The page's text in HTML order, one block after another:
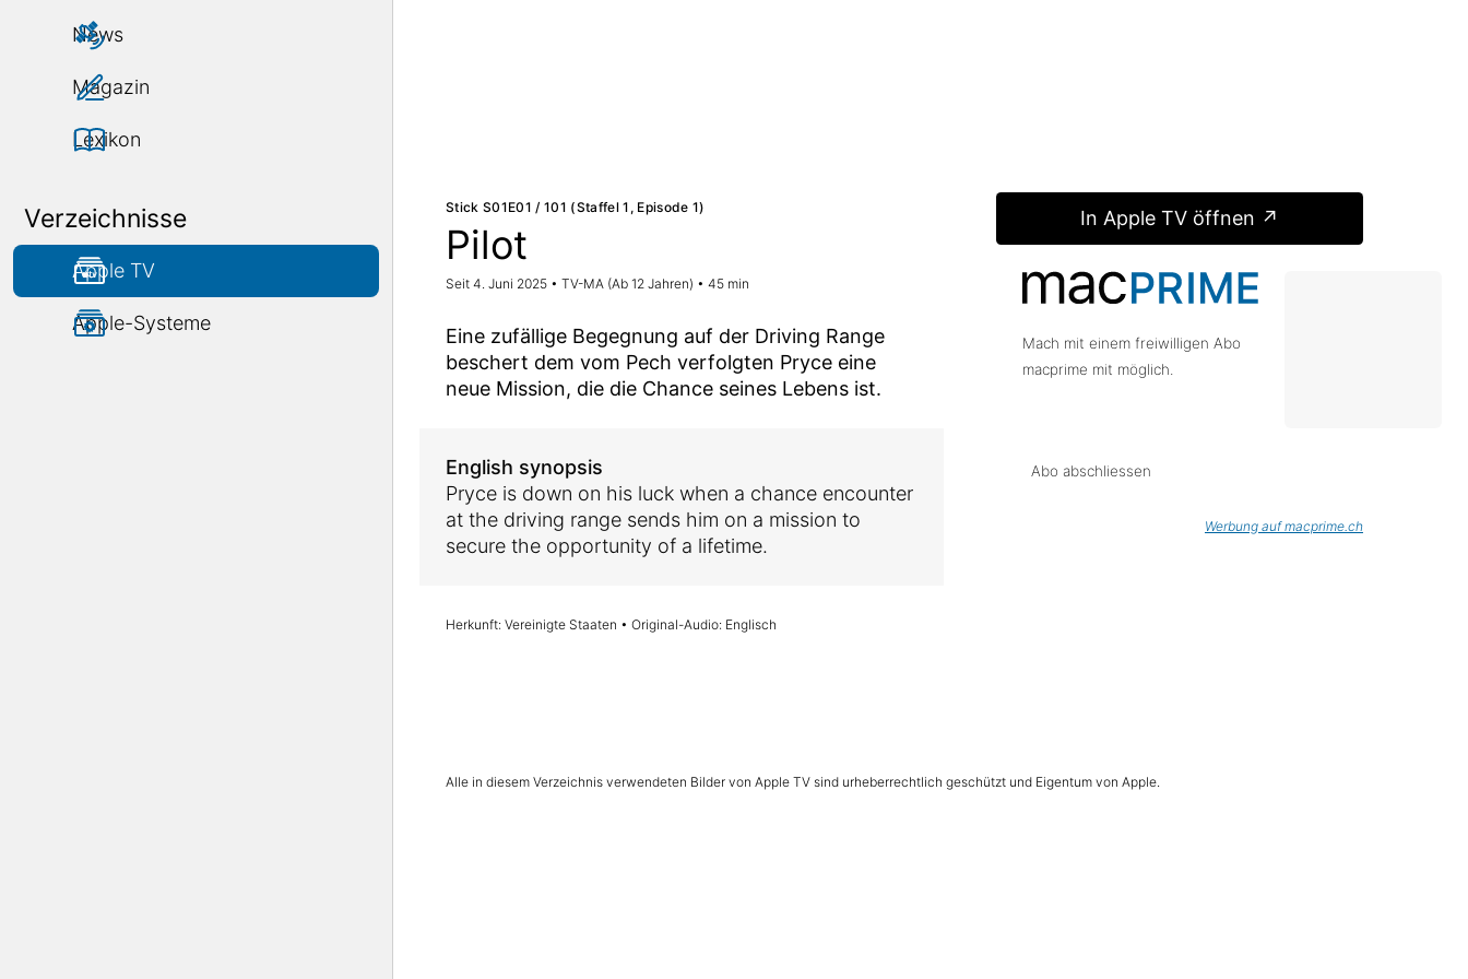
News
Magazin
Lexikon
Verzeichnisse
Apple TV
Apple-Systeme
Stick S01E01 / 101 (Staffel 1, Episode 1)
Pilot
Seit 4. Juni 2025 • TV-MA (Ab 12 Jahren) • 45 min
Eine zufällige Begegnung auf der Driving Range
beschert dem vom Pech verfolgten Pryce eine
neue Mission, die die Chance seines Lebens ist.
English synopsis
Pryce is down on his luck when a chance encounter
at the driving range sends him on a mission to
secure the opportunity of a lifetime.
Herkunft: Vereinigte Staaten • Original-Audio: Englisch
In Apple TV öffnen ↗
Mach mit einem freiwilligen Abo
macprime mit möglich.
Abo abschliessen
Werbung auf macprime.ch
Alle in diesem Verzeichnis verwendeten Bilder von Apple TV sind urheberrechtlich geschützt und Eigentum von Apple.